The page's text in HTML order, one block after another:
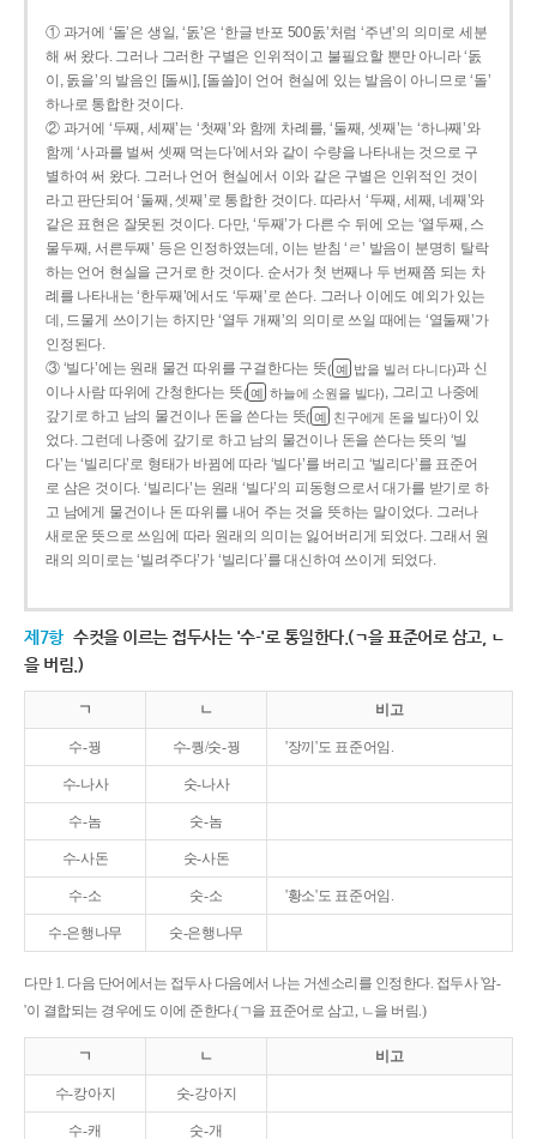
① 과거에 ‘돌’은 생일, ‘돐’은 ‘한글 반포 500돐’처럼 ‘주년’의 의미로 세분
해 써 왔다. 그러나 그러한 구별은 인위적이고 불필요할 뿐만 아니라 ‘돐
이, 돐을’의 발음인 [돌씨], [돌쓸]이 언어 현실에 있는 발음이 아니므로 ‘돌’
하나로 통합한 것이다.
② 과거에 ‘두째, 세째’는 ‘첫째’와 함께 차례를, ‘둘째, 셋째’는 ‘하나째’와
함께 ‘사과를 벌써 셋째 먹는다’에서와 같이 수량을 나타내는 것으로 구
별하여 써 왔다. 그러나 언어 현실에서 이와 같은 구별은 인위적인 것이
라고 판단되어 ‘둘째, 셋째’로 통합한 것이다. 따라서 ‘두째, 세째, 네째’와
같은 표현은 잘못된 것이다. 다만, ‘두째’가 다른 수 뒤에 오는 ‘열두째, 스
물두째, 서른두째’ 등은 인정하였는데, 이는 받침 ‘ㄹ’ 발음이 분명히 탈락
하는 언어 현실을 근거로 한 것이다. 순서가 첫 번째나 두 번째쯤 되는 차
례를 나타내는 ‘한두째’에서도 ‘두째’로 쓴다. 그러나 이에도 예외가 있는
데, 드물게 쓰이기는 하지만 ‘열두 개째’의 의미로 쓰일 때에는 ‘열둘째’가
인정된다.
③ ‘빌다’에는 원래 물건 따위를 구걸한다는 뜻( 예 밥을 빌러 다니다)과 신
이나 사람 따위에 간청한다는 뜻( 예 하늘에 소원을 빌다), 그리고 나중에
갚기로 하고 남의 물건이나 돈을 쓴다는 뜻( 예 친구에게 돈을 빌다)이 있
었다. 그런데 나중에 갚기로 하고 남의 물건이나 돈을 쓴다는 뜻의 ‘빌
다’는 ‘빌리다’로 형태가 바뀜에 따라 ‘빌다’를 버리고 ‘빌리다’를 표준어
로 삼은 것이다. ‘빌리다’는 원래 ‘빌다’의 피동형으로서 대가를 받기로 하
고 남에게 물건이나 돈 따위를 내어 주는 것을 뜻하는 말이었다. 그러나
새로운 뜻으로 쓰임에 따라 원래의 의미는 잃어버리게 되었다. 그래서 원
래의 의미로는 ‘빌려주다’가 ‘빌리다’를 대신하여 쓰이게 되었다.
제7항 수컷을 이르는 접두사는 '수-'로 통일한다.(ㄱ을 표준어로 삼고, ㄴ
을 버림.)
ㄱ ㄴ 비고
수-꿩 수-퀑/숫-꿩 '장끼'도 표준어임.
수-나사 숫-나사
수-놈 숫-놈
수-사돈 숫-사돈
수-소 숫-소 '황소'도 표준어임.
수-은행나무 숫-은행나무
다만 1. 다음 단어에서는 접두사 다음에서 나는 거센소리를 인정한다. 접두사 '암-
'이 결합되는 경우에도 이에 준한다.(ㄱ을 표준어로 삼고, ㄴ을 버림.)
ㄱ ㄴ 비고
수-캉아지 숫-강아지
수-캐 숫-개